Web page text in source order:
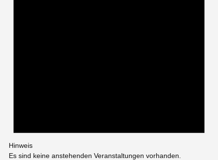
Hinweis
Es sind keine anstehenden Veranstaltungen vorhanden.